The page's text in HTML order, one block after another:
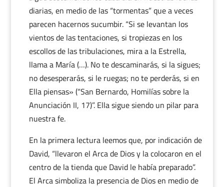
diarias, en medio de las “tormentas” que a veces
parecen hacernos sucumbir. “Si se levantan los
vientos de las tentaciones, si tropiezas en los
escollos de las tribulaciones, mira a la Estrella,
llama a María (…). No te descaminarás, si la sigues;
no desesperarás, si le ruegas; no te perderás, si en
Ella piensas» (“San Bernardo, Homilías sobre la
Anunciación II, 17)”. Ella sigue siendo un pilar para
nuestra fe.
En la primera lectura leemos que, por indicación de
David, “llevaron el Arca de Dios y la colocaron en el
centro de la tienda que David le había preparado”.
El Arca simboliza la presencia de Dios en medio de